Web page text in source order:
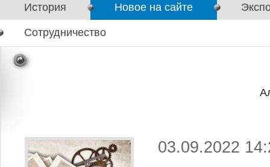
История Новое на сайте
Сотрудничество
03.09.2022